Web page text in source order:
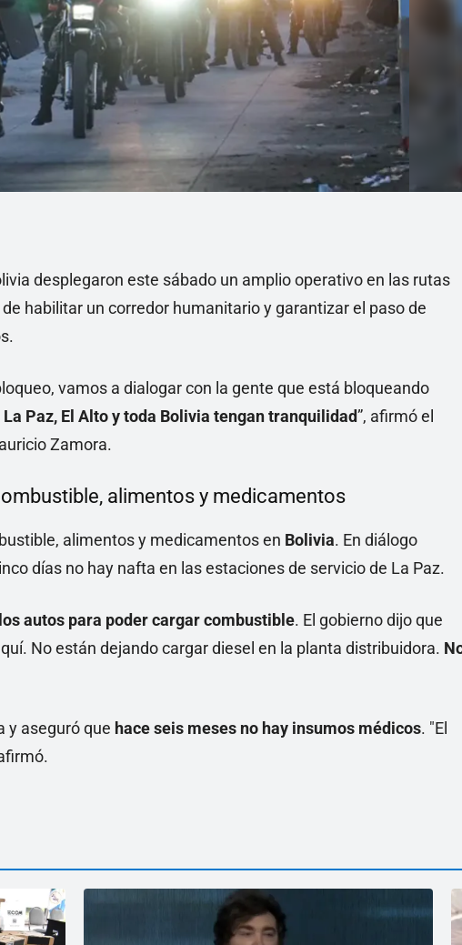
desplegaron este sábado un amplio operativo en las rutas
habilitar un corredor humanitario y garantizar el paso de
vamos a dialogar con la gente que está bloqueando
Paz, El Alto y toda Bolivia tengan tranquilidad”, afirmó el
Zamora.
alimentos y medicamentos
alimentos y medicamentos en Bolivia. En diálogo
días no hay nafta en las estaciones de servicio de La Paz.
autos para poder cargar combustible. El gobierno dijo que
No están dejando cargar diesel en la planta distribuidora.
y aseguró que hace seis meses no hay insumos médicos. "El